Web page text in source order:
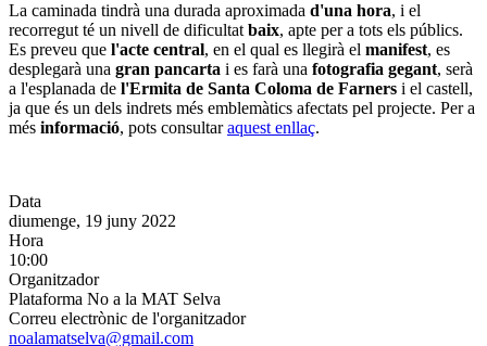
La caminada tindrà una durada aproximada d'una hora, i el
recorregut té un nivell de dificultat baix, apte per a tots els públics.
Es preveu que l'acte central, en el qual es llegirà el manifest, es
desplegarà una gran pancarta i es farà una fotografia gegant, serà
a l'esplanada de l'Ermita de Santa Coloma de Farners i el castell,
ja que és un dels indrets més emblemàtics afectats pel projecte. Per a
més informació, pots consultaraquest enllaç.
Data
diumenge, 19 juny 2022
Hora
10:00
Organitzador
Plataforma No a la MAT Selva
Correu electrònic de l'organitzador
noalamatselva@gmail.com